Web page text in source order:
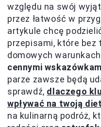
względu na swój
przez łatwość w
artykule chcę
przepisami, które bez
domowych
cennymi
parze zawsze będą
sprawdź, dlaczego
wpływać na twoją
na kulinarną podróż,